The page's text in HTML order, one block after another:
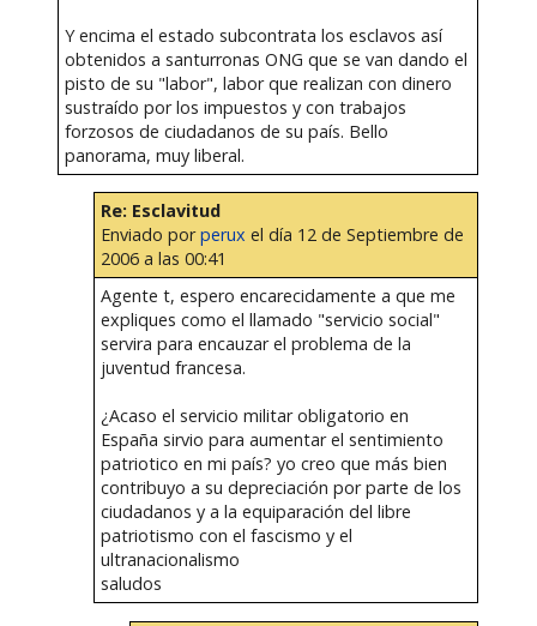
Y encima el estado subcontrata los esclavos así
obtenidos a santurronas ONG que se van dando el
pisto de su "labor", labor que realizan con dinero
sustraído por los impuestos y con trabajos
forzosos de ciudadanos de su país. Bello
panorama, muy liberal.
Re: Esclavitud
Enviado porperux el día 12 de Septiembre de
2006 a las 00:41
Agente t, espero encarecidamente a que me
expliques como el llamado "servicio social"
servira para encauzar el problema de la
juventud francesa.
¿Acaso el servicio militar obligatorio en
España sirvio para aumentar el sentimiento
patriotico en mi país? yo creo que más bien
contribuyo a su depreciación por parte de los
ciudadanos y a la equiparación del libre
patriotismo con el fascismo y el
ultranacionalismo
saludos